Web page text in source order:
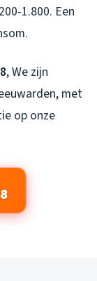
1.800. Een
, We zijn
met
op onze